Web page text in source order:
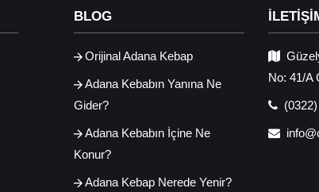
BLOG
Orijinal Adana Kebap
Adana Kebabın Yanına Ne
Gider?
Adana Kebabın İçine Ne
Konur?
Adana Kebap Nerede Yenir?
No: 41/A